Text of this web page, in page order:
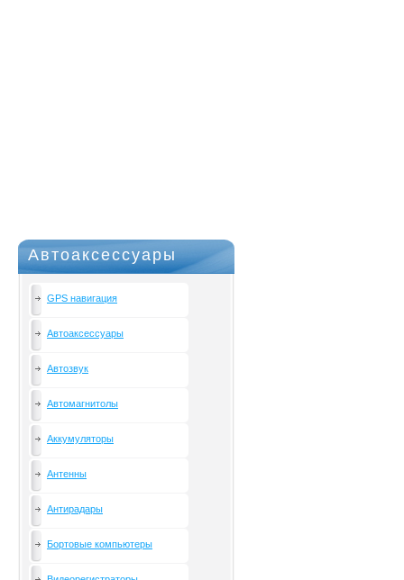
Автоаксессуары
GPS навигация
Автоаксессуары
Автозвук
Автомагнитолы
Аккумуляторы
Антенны
Антирадары
Бортовые компьютеры